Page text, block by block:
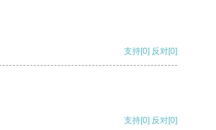
支持[0] 反对[0]
支持[0] 反对[0]